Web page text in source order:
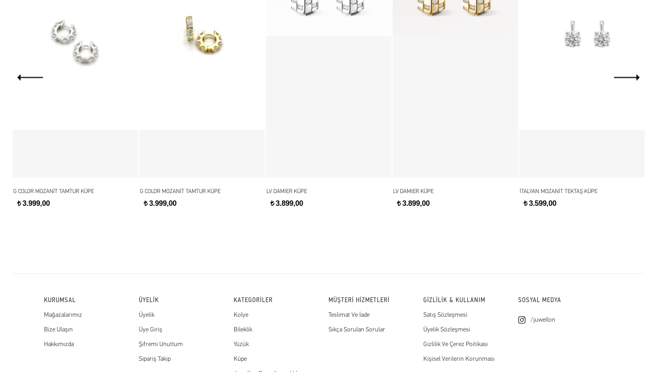
G COLOR MOZANİT TAMTUR KÜPE
t3.999,00
G COLOR MOZANİT TAMTUR KÜPE
t3.999,00
LV DAMIER KÜPE
t3.899,00
LV DAMIER KÜPE
t3.899,00
İTALYAN MOZANİT TEKTAŞ KÜPE
t3.599,00
KURUMSAL
Mağazalarımız
Bize Ulaşın
Hakkımızda
ÜYELİK
Üyelik
Üye Giriş
Şifremi Unuttum
Sipariş Takip
KATEGORİLER
Kolye
Bileklik
Yüzük
Küpe
MÜŞTERİ HİZMETLERİ
Teslimat Ve İade
Sıkça Sorulan Sorular
GİZLİLİK & KULLANIM
Satış Sözleşmesi
Üyelik Sözleşmesi
Gizlilik Ve Çerez Poitikası
Kişisel Verilerin Korunması
SOSYAL MEDYA
/juwellon